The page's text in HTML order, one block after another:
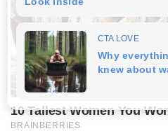
10 Tallest Women You
BRAINBERRIES